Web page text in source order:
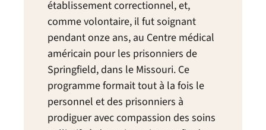
établissement correctionnel, et,
comme volontaire, il fut soignant
pendant onze ans, au Centre médical
américain pour les prisonniers de
Springfield, dans le Missouri. Ce
programme formait tout à la fois le
personnel et des prisonniers à
prodiguer avec compassion des soins